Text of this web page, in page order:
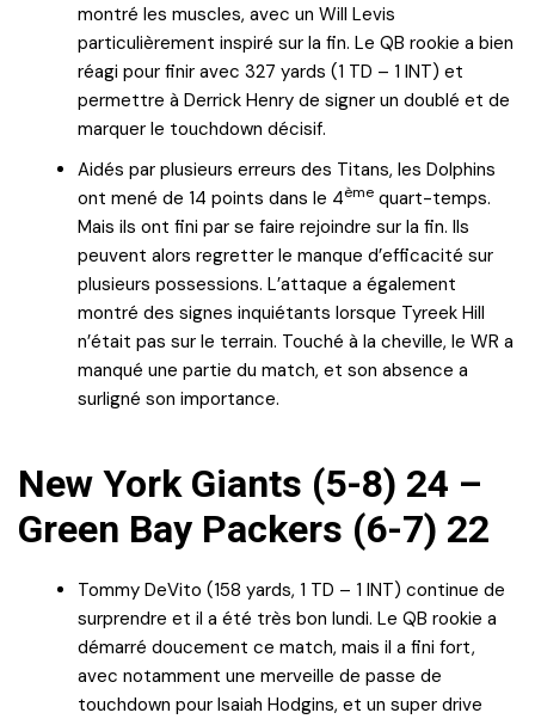
montré les muscles, avec un Will Levis
particulièrement inspiré sur la fin. Le QB rookie a bien
réagi pour finir avec 327 yards (1 TD – 1 INT) et
permettre à Derrick Henry de signer un doublé et de
marquer le touchdown décisif.
Aidés par plusieurs erreurs des Titans, les Dolphins
ont mené de 14 points dans le 4ème quart-temps.
Mais ils ont fini par se faire rejoindre sur la fin. Ils
peuvent alors regretter le manque d’efficacité sur
plusieurs possessions. L’attaque a également
montré des signes inquiétants lorsque Tyreek Hill
n’était pas sur le terrain. Touché à la cheville, le WR a
manqué une partie du match, et son absence a
surligné son importance.
New York Giants (5-8) 24 –
Green Bay Packers (6-7) 22
Tommy DeVito (158 yards, 1 TD – 1 INT) continue de
surprendre et il a été très bon lundi. Le QB rookie a
démarré doucement ce match, mais il a fini fort,
avec notamment une merveille de passe de
touchdown pour Isaiah Hodgins, et un super drive